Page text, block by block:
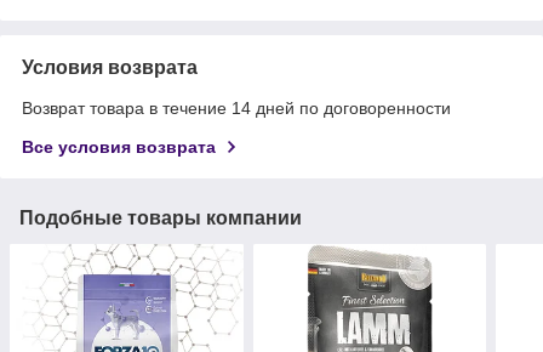
Условия возврата
Возврат товара в течение 14 дней по договоренности
Все условия возврата
Подобные товары компании